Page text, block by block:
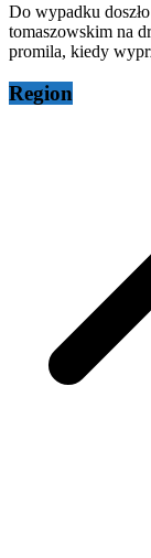
Do wypadku
tomaszowskim na
promila, kiedy
Region